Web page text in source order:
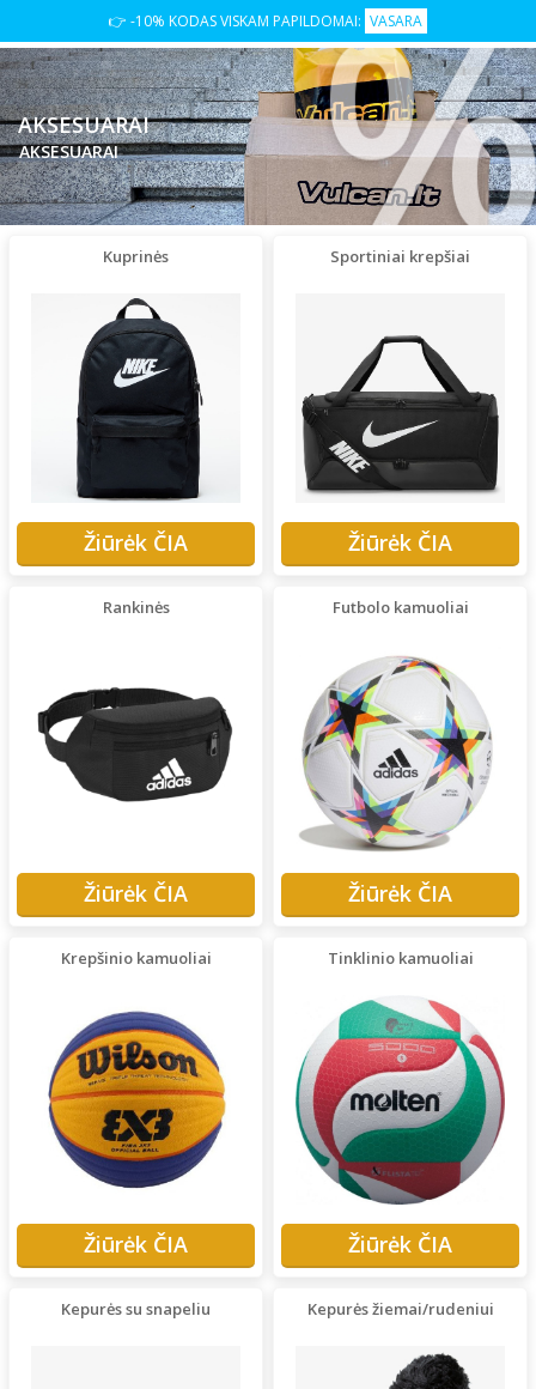
👉 -10% KODAS VISKAM PAPILDOMAI: VASARA
AKSESUARAI
AKSESUARAI %
Kuprinės
Žiūrėk ČIA
Sportiniai krepšiai
Žiūrėk ČIA
Rankinės
Žiūrėk ČIA
Futbolo kamuoliai
Žiūrėk ČIA
Krepšinio kamuoliai
Žiūrėk ČIA
Tinklinio kamuoliai
Žiūrėk ČIA
Kepurės su snapeliu Kepurės žiemai/rudeniui